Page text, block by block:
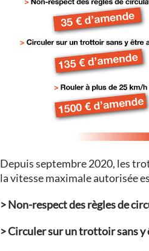
Depuis septembre 2020, les
la vitesse maximale autorisée
> Non-respect des règles de
>Circuler sur un trottoir sans y